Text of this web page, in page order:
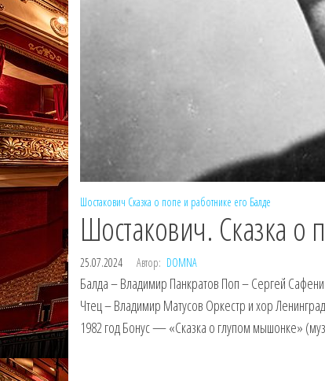
Шостакович Сказка о попе и работнике его Балде
Шостакович. Сказка о
25.07.2024 Автор: DOMNA
Балда – Владимир Панкратов Поп – Сергей
Чтец – Владимир Матусов Оркестр и хор
1982 год Бонус — «Сказка о глупом мышонке»